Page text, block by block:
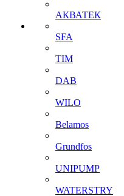
АКВАТЕК
SFA
TIM
DAB
WILO
Belamos
Grundfos
UNIPUMP
WATERSTRY